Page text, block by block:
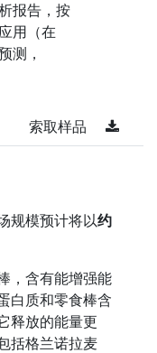
报告，按
用（在
测，
索取样品
规模预计将以约
，含有能增强能
白质和零食棒含
释放的能量更
括格兰诺拉麦